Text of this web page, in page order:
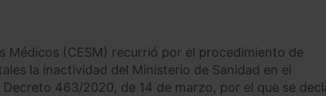
Médicos (CESM) recurrió por el procedimiento de
la inactividad del Ministerio de Sanidad en el
463/2020, de 14 de marzo, por el que se